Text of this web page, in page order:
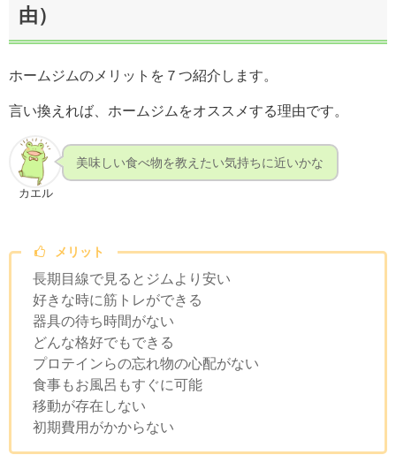
由）
ホームジムのメリットを７つ紹介します。
言い換えれば、ホームジムをオススメする理由です。
カエル
美味しい食べ物を教えたい気持ちに近いかな
メリット
長期目線で見るとジムより安い
好きな時に筋トレができる
器具の待ち時間がない
どんな格好でもできる
プロテインらの忘れ物の心配がない
食事もお風呂もすぐに可能
移動が存在しない
初期費用がかからない